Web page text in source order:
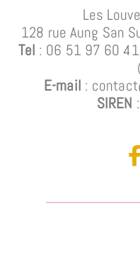
Les
128 rue Aung San
Tel : 06 51 97 60
E-mail :
SIREN